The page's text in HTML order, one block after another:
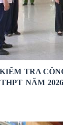
TRA
NĂM